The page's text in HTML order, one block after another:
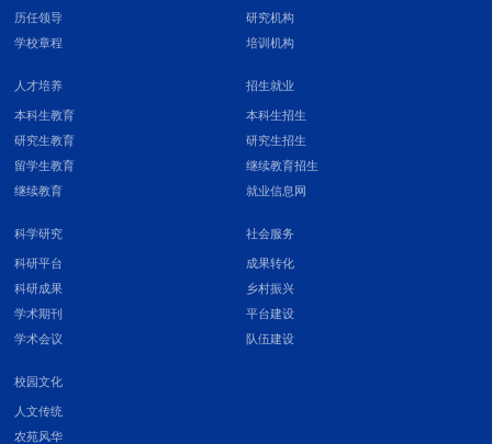
历任领导
学校章程
研究机构
培训机构
人才培养
本科生教育
研究生教育
留学生教育
继续教育
招生就业
本科生招生
研究生招生
继续教育招生
就业信息网
科学研究
科研平台
科研成果
学术期刊
学术会议
社会服务
成果转化
乡村振兴
平台建设
队伍建设
校园文化
人文传统
农苑风华